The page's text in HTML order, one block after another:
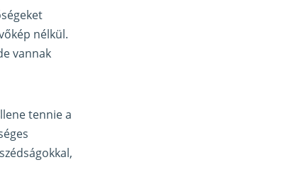
nélkül.
vannak
tennie a